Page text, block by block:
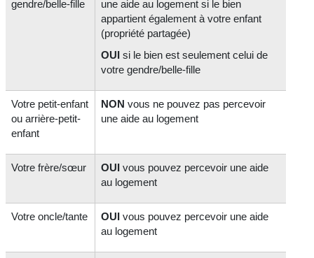
gendre/belle-fille
une aide au logement si le bien
appartient également à votre enfant
(propriété partagée)
OUI si le bien est seulement celui de
votre gendre/belle-fille
Votre petit-enfant
ou arrière-petit-
enfant
NON vous ne pouvez pas percevoir
une aide au logement
Votre frère/sœur OUI vous pouvez percevoir une aide
au logement
Votre oncle/tante OUI vous pouvez percevoir une aide
au logement